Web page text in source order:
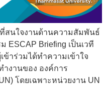
สนใจงานด้านความสัมพันธ์
ESCAP Briefing เป็นเวที
ข้าร่วมได้ทำความเข้าใจ
งานของ องค์การ
โดยเฉพาะหน่วยงาน UN